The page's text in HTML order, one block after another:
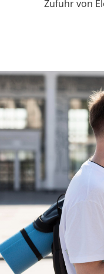
Zufuhr von